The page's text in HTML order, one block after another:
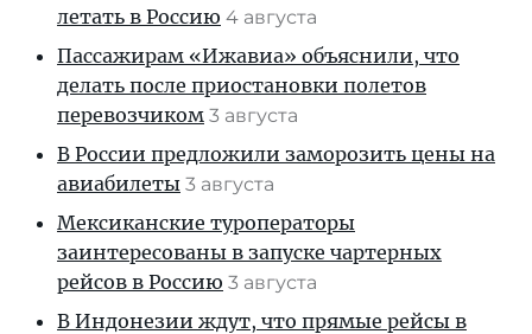
летать в Россию 4 августа
Пассажирам «Ижавиа» объяснили, что
делать после приостановки полетов
перевозчиком 3 августа
В России предложили заморозить цены на
авиабилеты 3 августа
Мексиканские туроператоры
заинтересованы в запуске чартерных
рейсов в Россию 3 августа
В Индонезии ждут, что прямые рейсы в